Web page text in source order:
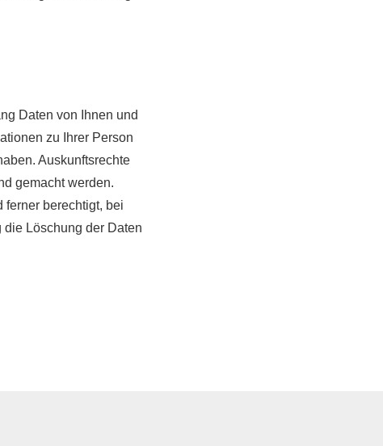
Daten von Ihnen und
zu Ihrer Person
Auskunftsrechte
gemacht werden.
berechtigt, bei
Löschung der Daten